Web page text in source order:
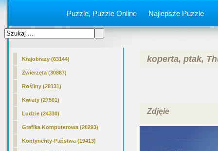
Puzzle, Puzzle Online Najlepsze Puzzle
Krajobrazy (63144)
Zwierzęta (30887)
Rośliny (28131)
Kwiaty (27501)
Ludzie (24330)
Grafika Komputerowa (20293)
Kontynenty-Państwa (19413)
koperta, ptak,
Zdjęie